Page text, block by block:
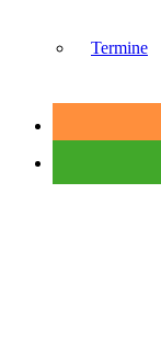
Termine